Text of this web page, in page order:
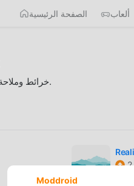
الصفحة الرئيسية ألعاب
خرائط وملاحة تساعدك على العثور على الطرق والأماكن بسهولة.
Moddroid